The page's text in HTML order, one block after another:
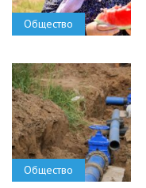
Общество
Общество